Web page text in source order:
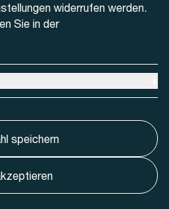
widerrufen werden.
Sie in der
speichern
Einstellungnen